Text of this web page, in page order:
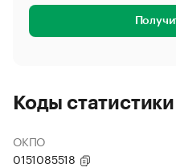
Коды статистики
ОКПО
0151085518